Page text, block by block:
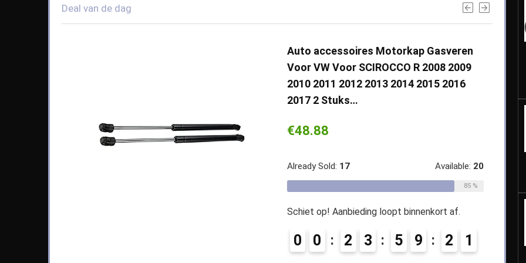
Deal van de dag
Auto accessoires Motorkap Gasveren
Voor VW Voor SCIROCCO R 2008 2009
2010 2011 2012 2013 2014 2015 2016
2017 2 Stuks…
€48.88
Already Sold: 17 Available: 20
85 %
Schiet op! Aanbieding loopt binnenkort af.
0 0 2 3 5 9 2 0